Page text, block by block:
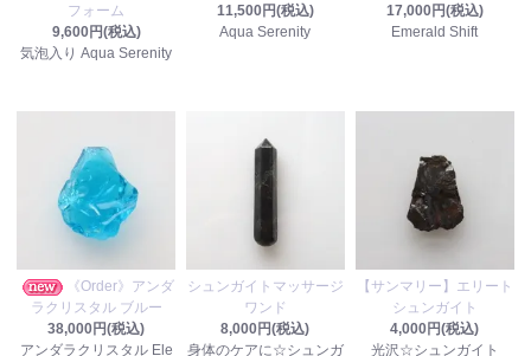
フォーム
9,600円(税込)
気泡入り Aqua Serenity
11,500円(税込)
Aqua Serenity
17,000円(税込)
Emerald Shift
《Order》アンダ
ラクリスタル ブルー
38,000円(税込)
アンダラクリスタル Ele
シュンガイトマッサージ
ワンド
8,000円(税込)
身体のケアに☆シュンガ
【サンマリー】エリート
シュンガイト
4,000円(税込)
光沢☆シュンガイト